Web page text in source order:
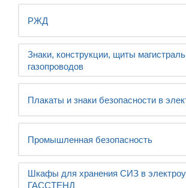
РЖД
Знаки, конструкции, щиты
газопроводов
Плакаты и знаки безопасности в
Промышленная безопасность
Шкафы для хранения СИЗ в
ГАССТЕНД